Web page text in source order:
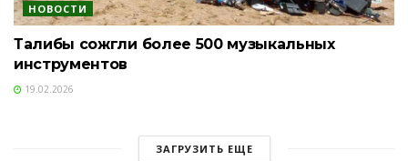
НОВОСТИ
Талибы сожгли более 500 музыкальных
инструментов
19.02.2026
ЗАГРУЗИТЬ ЕЩЕ